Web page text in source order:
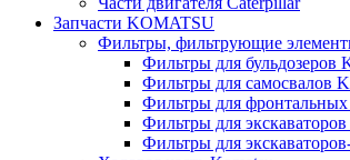
Запчасти KOMATSU
Фильтры, фильтрующие
Фильтры для бульдозеров
Фильтры для самосвалов
Фильтры для фронтальных
Фильтры для
Фильтры для